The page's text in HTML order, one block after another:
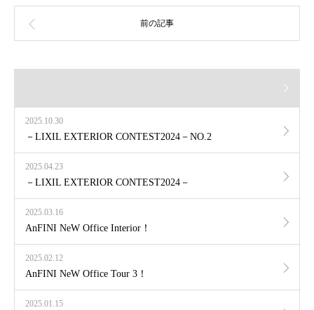
2025.10.30
－LIXIL EXTERIOR CONTEST2024－NO.2
2025.04.23
－LIXIL EXTERIOR CONTEST2024－
2025.03.16
AnFINI NeW Office Interior！
2025.02.12
AnFINI NeW Office Tour 3！
2025.01.15